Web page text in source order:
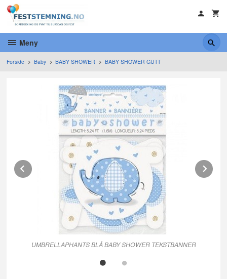
Gå
innholdet
Meny
Forside Baby BABY SHOWER BABY SHOWER GUTT
UMBRELLAPHANTS BLÅ BABY SHOWER TEKSTBANNER
Prev